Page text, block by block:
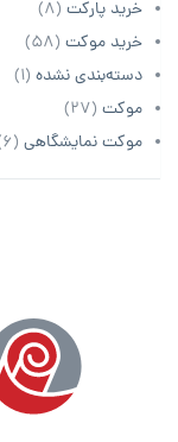
خرید پارکت (8)
خرید موکت (58)
دسته‌بندی نشده (1)
موکت (27)
موکت نمایشگاهی (6)